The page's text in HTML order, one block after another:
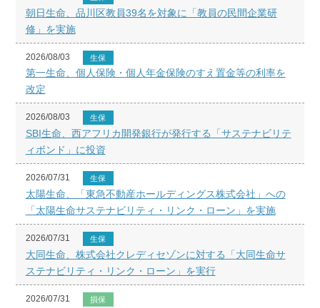
朝日生命、品川区教員39名を対象に「教員の民間企業研
修」を実施
2026/08/03 生保
第一生命、個人保険・個人年金保険のすえ置金等の利率を
改定
2026/08/03 生保
SBI生命、西アフリカ開発銀行が発行する「サステナビリテ
ィボンド」に投資
2026/07/31 生保
太陽生命、「東急不動産ホールディングス株式会社」への
「太陽生命サステナビリティ・リンク・ローン」を実施
2026/07/31 生保
大同生命、株式会社クレディセゾンに対する「大同生命サ
ステナビリティ・リンク・ローン」を実行
2026/07/31 損保